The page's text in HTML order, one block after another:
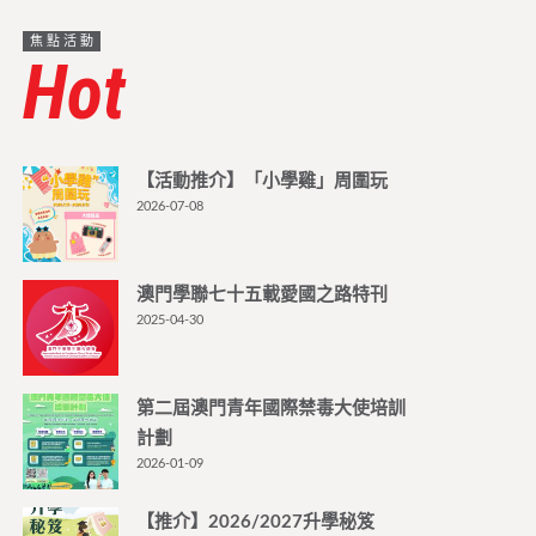
焦點活動
Hot
【活動推介】「小學雞」周圍玩
2026-07-08
澳門學聯七十五載愛國之路特刊
2025-04-30
第二屆澳門青年國際禁毒大使培訓
計劃
2026-01-09
【推介】2026/2027升學秘笈